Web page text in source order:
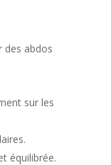
des abdos
sur les
équilibrée.